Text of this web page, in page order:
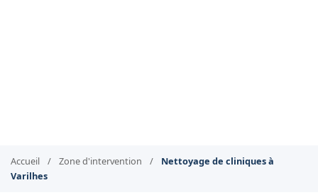
Accueil / Zone d'intervention /
Nettoyage de cliniques à
Varilhes